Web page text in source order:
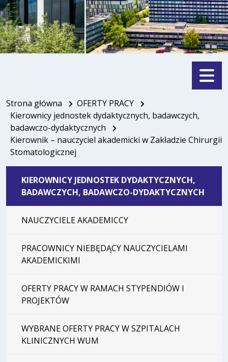
Menu
Strona główna
OFERTY PRACY
Kierownicy jednostek dydaktycznych, badawczych,
badawczo-dydaktycznych
Kierownik – nauczyciel akademicki w Zakładzie Chirurgii
Stomatologicznej
KIEROWNICY JEDNOSTEK DYDAKTYCZNYCH,
BADAWCZYCH, BADAWCZO-DYDAKTYCZNYCH
NAUCZYCIELE AKADEMICCY
PRACOWNICY NIEBĘDĄCY NAUCZYCIELAMI
AKADEMICKIMI
OFERTY PRACY W RAMACH STYPENDIÓW I
PROJEKTÓW
WYBRANE OFERTY PRACY W SZPITALACH
KLINICZNYCH WUM